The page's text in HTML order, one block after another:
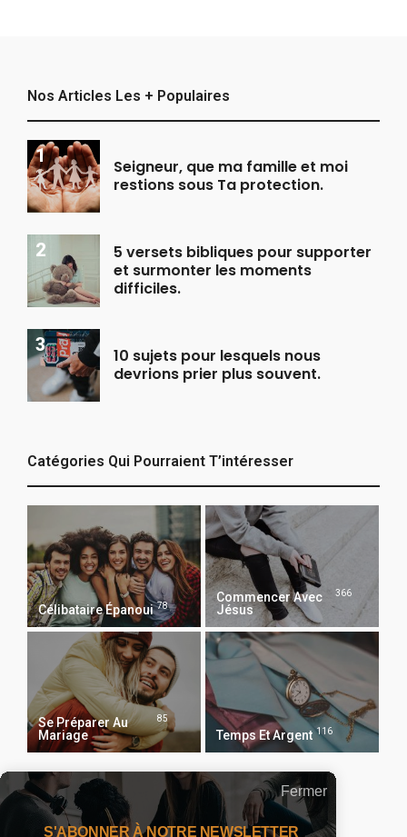
Nos Articles Les + Populaires
Seigneur, que ma famille et moi
restions sous Ta protection.
5 versets bibliques pour supporter
et surmonter les moments
difficiles.
10 sujets pour lesquels nous
devrions prier plus souvent.
Catégories Qui Pourraient T’intéresser
Célibataire Épanoui 78
Commencer Avec
Jésus
366
Se Préparer Au
Mariage
85
Temps Et Argent 116
Recevoir Notre Newsletter Chaque Matin
Fermer
S'ABONNER À NOTRE NEWSLETTER